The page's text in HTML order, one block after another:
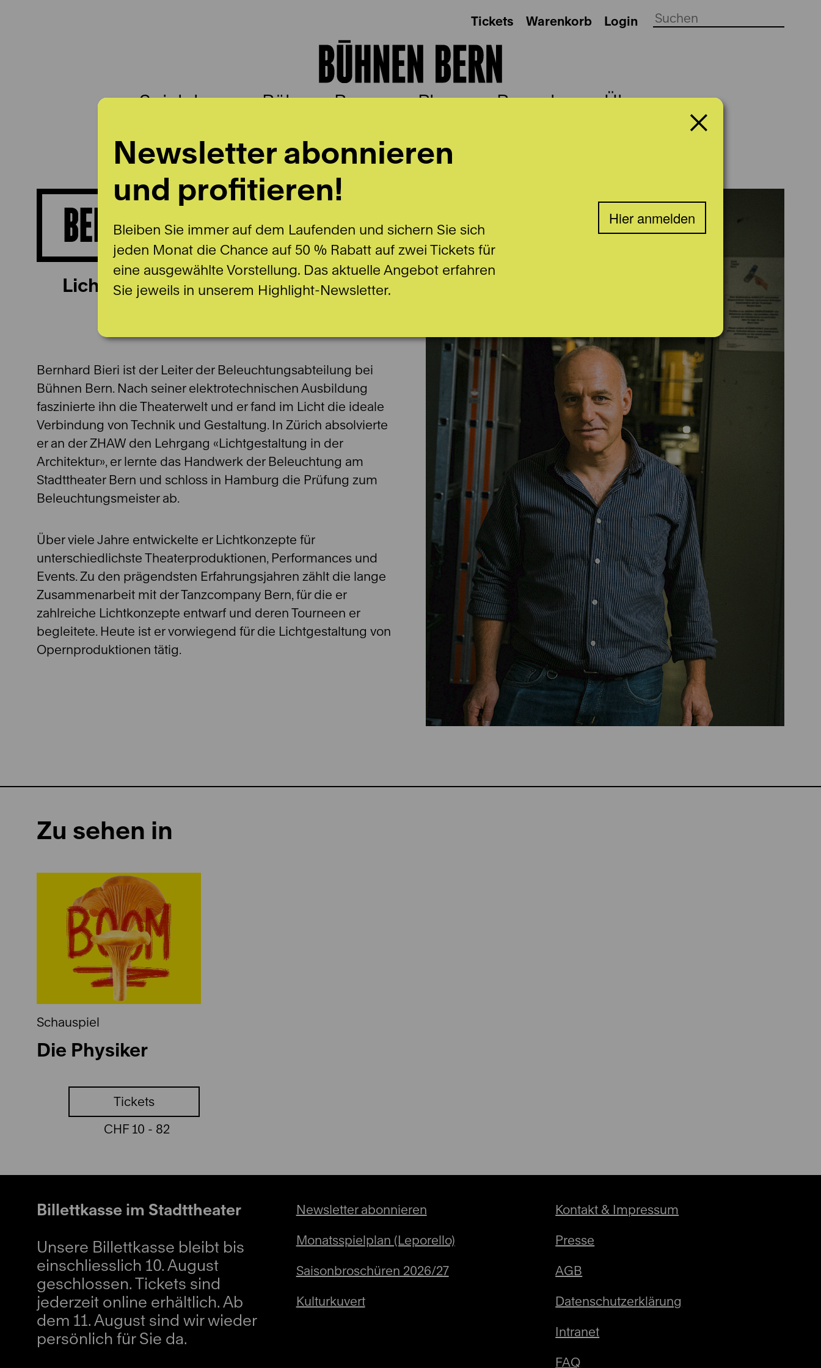
Tickets Warenkorb Login
Spielplan Bühnen Bern Plus Besuch Über uns
BERNHARD BIERI
Licht
Bernhard Bieri ist der Leiter der Beleuchtungsabteilung bei
Bühnen Bern. Nach seiner elektrotechnischen Ausbildung
faszinierte ihn die Theaterwelt und er fand im Licht die ideale
Verbindung von Technik und Gestaltung. In Zürich absolvierte
er an der ZHAW den Lehrgang «Lichtgestaltung in der
Architektur», er lernte das Handwerk der Beleuchtung am
Stadttheater Bern und schloss in Hamburg die Prüfung zum
Beleuchtungsmeister ab.
Über viele Jahre entwickelte er Lichtkonzepte für
unterschiedlichste Theaterproduktionen, Performances und
Events. Zu den prägendsten Erfahrungsjahren zählt die lange
Zusammenarbeit mit der Tanzcompany Bern, für die er
zahlreiche Lichtkonzepte entwarf und deren Tourneen er
begleitete. Heute ist er vorwiegend für die Lichtgestaltung von
Opernproduktionen tätig.
Zu sehen in
Schauspiel
Die Physiker
Tickets
CHF 10 - 82
Billettkasse im Stadttheater
Unsere Billettkasse bleibt bis
einschliesslich 10. August
geschlossen. Tickets sind
jederzeit online erhältlich. Ab
dem 11. August sind wir wieder
persönlich für Sie da.
Newsletter abonnieren
Monatsspielplan (Leporello)
Saisonbroschüren 2026/27
Kulturkuvert
Kontakt & Impressum
Presse
AGB
Datenschutzerklärung
Intranet
FAQ
Newsletter abonnieren
und profitieren!
Bleiben Sie immer auf dem Laufenden und sichern Sie sich
jeden Monat die Chance auf 50 % Rabatt auf zwei Tickets für
eine ausgewählte Vorstellung. Das aktuelle Angebot erfahren
Sie jeweils in unserem Highlight-Newsletter.
Hier anmelden